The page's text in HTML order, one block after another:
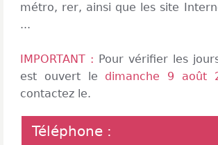
métro, rer, ainsi que les site
...
IMPORTANT : Pour vérifier les
est ouvert le dimanche 9 août
contactez le.
Téléphone :